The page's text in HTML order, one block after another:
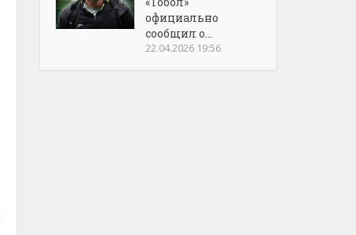
официально
сообщил о...
22.04.2026 19:56